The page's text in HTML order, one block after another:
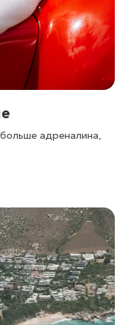
адреналина,